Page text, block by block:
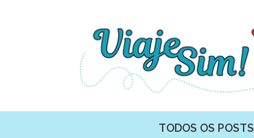
TODOS OS POSTS